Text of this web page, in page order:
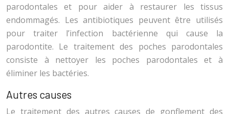
parodontales et pour aider à restaurer les tissus
endommagés. Les antibiotiques peuvent être utilisés
pour traiter l’infection bactérienne qui cause la
parodontite. Le traitement des poches parodontales
consiste à nettoyer les poches parodontales et à
éliminer les bactéries.
Autres causes
Le traitement des autres causes de gonflement des